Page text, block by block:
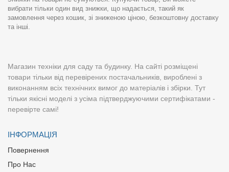
вибрати тільки один вид знижки, що надається, такий як
замовлення через кошик, зі зниженою ціною, безкоштовну доставку
та інші.
Магазин техніки для саду та будинку. На сайті розміщені
товари тільки від перевірених постачальників, вироблені з
виконанням всіх технічних вимог до матеріалів і збірки. Тут
тільки якісні моделі з усіма підтверджуючими сертифікатами -
перевірте самі!
ІНФОРМАЦІЯ
Повернення
Про Нас